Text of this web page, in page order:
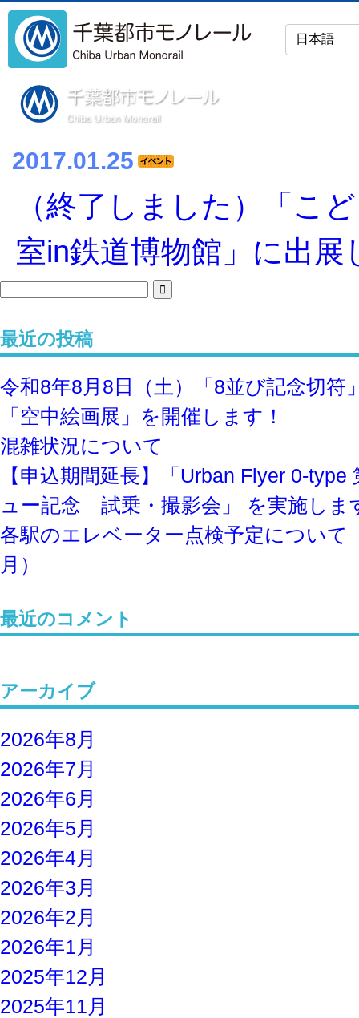
2017.01.25
（終了しました）「こ
室in鉄道博物館」に出展
最近の投稿
令和8年8⽉8⽇（土）「8並び記念切符
「空中絵画展」を開催します！
混雑状況について
【申込期間延長】「Urban Flyer 0-type
ュー記念 試乗・撮影会」 を実施しま
各駅のエレベーター点検予定について
月）
最近のコメント
アーカイブ
2026年8月
2026年7月
2026年6月
2026年5月
2026年4月
2026年3月
2026年2月
2026年1月
2025年12月
2025年11月